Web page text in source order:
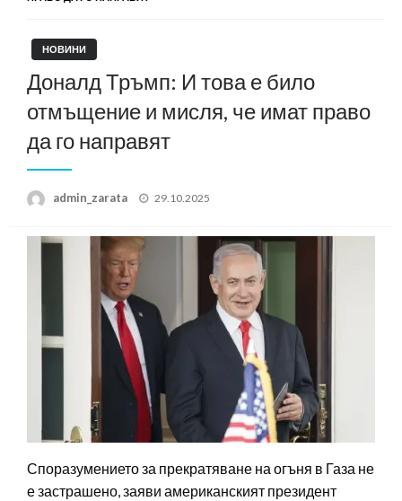
НОВИНИ
Доналд Тръмп: И това е било
отмъщение и мисля, че имат право
да го направят
admin_zarata
Posted
29.10.2025
Споразумението за прекратяване на огъня в Газа не
е застрашено, заяви американският президент